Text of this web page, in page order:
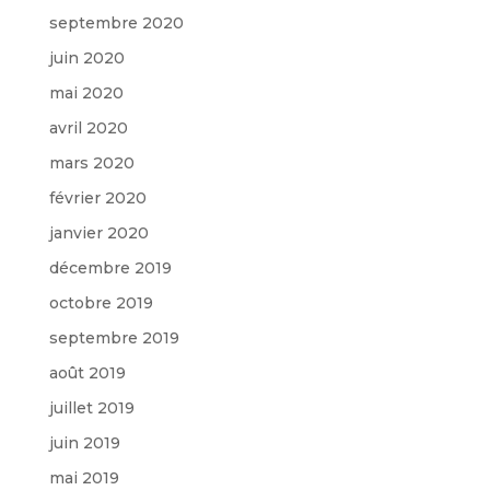
septembre 2020
juin 2020
mai 2020
avril 2020
mars 2020
février 2020
janvier 2020
décembre 2019
octobre 2019
septembre 2019
août 2019
juillet 2019
juin 2019
mai 2019